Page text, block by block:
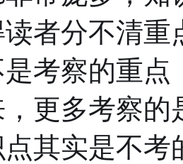
者分不清重
考察的重点
更多考察的
点其实是不